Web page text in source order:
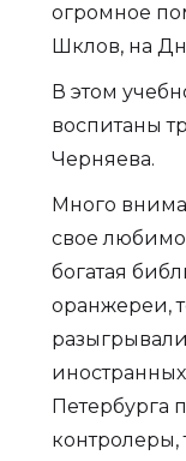
огромное
Шклов, на
В этом
воспитаны
Черняева.
Много
свое
богатая
оранжереи,
Петербурга
контролеры,